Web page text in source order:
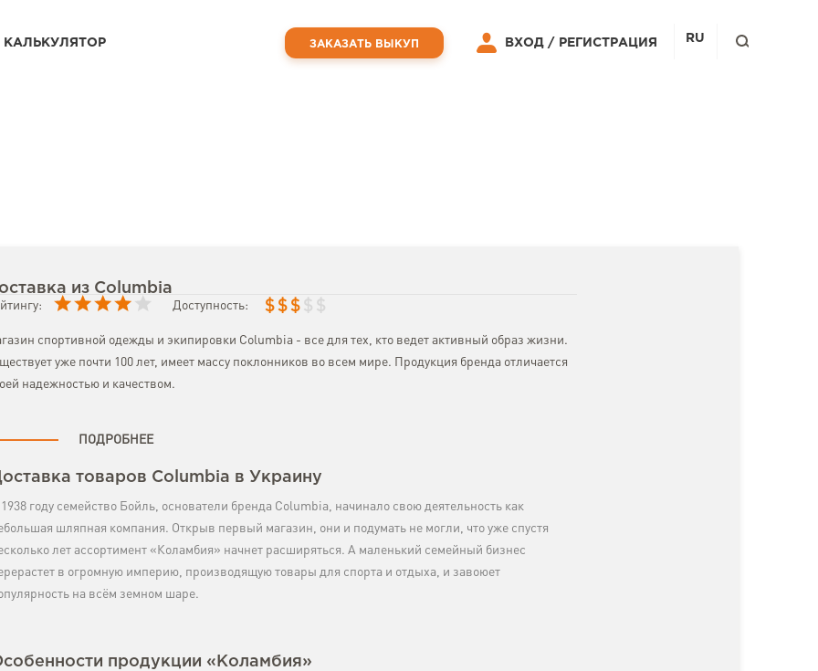
из Columbia
Доступность: $ $ $ $ $
спортивной одежды и экипировки Columbia - все для тех, кто ведет активный образ жизни.
уже почти 100 лет, имеет массу поклонников во всем мире. Продукция бренда отличается
надежностью и качеством.
ПОДРОБНЕЕ
товаров Columbia в Украину
году семейство Бойль, основатели бренда Columbia, начинало свою деятельность как
шляпная компания. Открыв первый магазин, они и подумать не могли, что уже спустя
лет ассортимент «Коламбия» начнет расширяться. А маленький семейный бизнес
в огромную империю, производящую товары для спорта и отдыха, и завоюет
на всём земном шаре.
продукции «Коламбия»
КАЛЬКУЛЯТОР ЗАКАЗАТЬ ВЫКУП ВХОД / РЕГИСТРАЦИЯ RU